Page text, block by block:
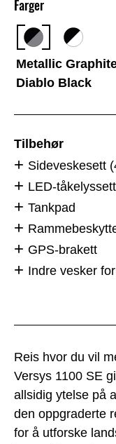
Reis hvor du vil
Versys 1100 SE
allsidig ytelse på
den oppgraderte
for å utforske
Farger
Metallic
Diablo Black
Tilbehør
Sideveskesett
LED-tåkelyssett
Tankpad
GPS-brakett
Indre vesker